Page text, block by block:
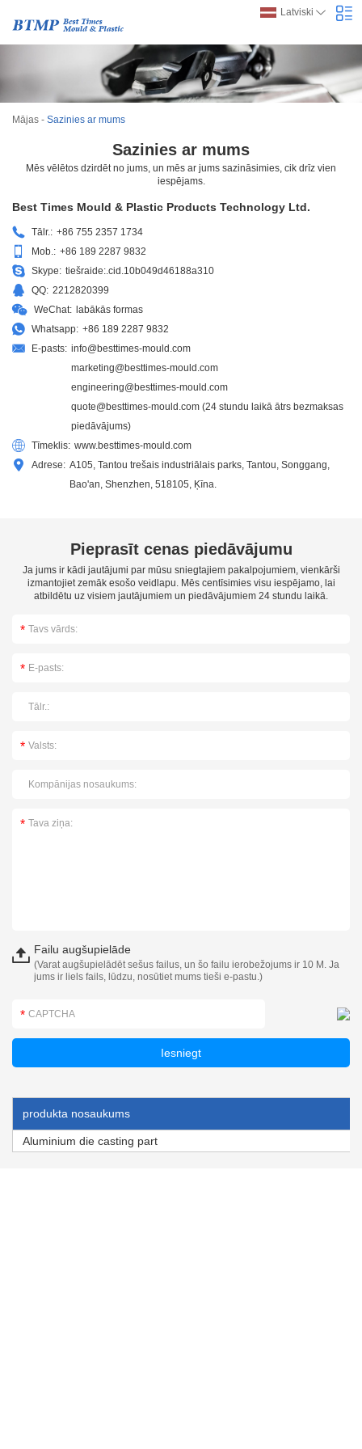
Latviski
Mājas - Sazinies ar mums
Sazinies ar mums
Mēs vēlētos dzirdēt no jums, un mēs ar jums sazināsimies, cik drīz vien
iespējams.
Best Times Mould & Plastic Products Technology Ltd.
Tālr.: +86 755 2357 1734
Mob.: +86 189 2287 9832
Skype: tiešraide:.cid.10b049d46188a310
QQ: 2212820399
WeChat: labākās formas
Whatsapp: +86 189 2287 9832
E-pasts: info@besttimes-mould.com
marketing@besttimes-mould.com
engineering@besttimes-mould.com
quote@besttimes-mould.com (24 stundu laikā ātrs bezmaksas
piedāvājums)
Tīmeklis: www.besttimes-mould.com
Adrese: A105, Tantou trešais industriālais parks, Tantou, Songgang,
Bao'an, Shenzhen, 518105, Ķīna.
Pieprasīt cenas piedāvājumu
Ja jums ir kādi jautājumi par mūsu sniegtajiem pakalpojumiem, vienkārši
izmantojiet zemāk esošo veidlapu. Mēs centīsimies visu iespējamo, lai
atbildētu uz visiem jautājumiem un piedāvājumiem 24 stundu laikā.
Failu augšupielāde
(Varat augšupielādēt sešus failus, un šo failu ierobežojums ir 10 M. Ja
jums ir liels fails, lūdzu, nosūtiet mums tieši e-pastu.)
produkta nosaukums
Aluminium die casting part